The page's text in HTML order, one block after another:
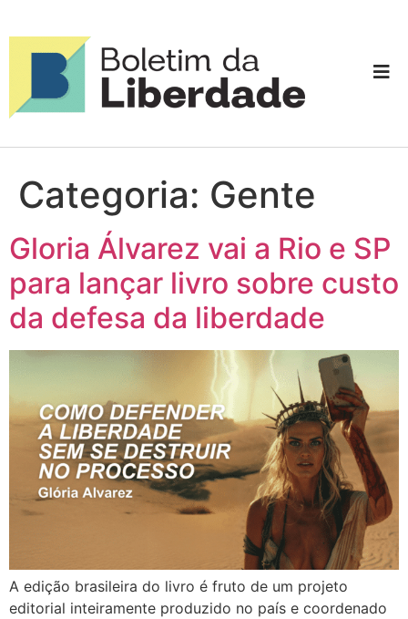
Categoria: Gente
Gloria Álvarez vai a Rio e SP
para lançar livro sobre custo
da defesa da liberdade
A edição brasileira do livro é fruto de um projeto
editorial inteiramente produzido no país e coordenado